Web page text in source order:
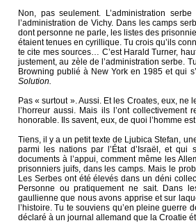
Non, pas seulement. L’administration
l’administration de Vichy. Dans les camps
dont personne ne parle, les listes des
étaient tenues en cyrillique. Tu crois qu’ils
te cite mes sources… C’est Harald Turner,
justement, au zèle de l’administration serbe.
Browning publié à New York en 1985 et qui
Solution.
Pas « surtout ». Aussi. Et les Croates, eux, ne
l’horreur aussi. Mais ils l’ont
honorable. Ils savent, eux, de quoi l’homme
Tiens, il y a un petit texte de Ljubica Stefan,
parmi les nations par l’État d’Israël, et qui
documents à l’appui, comment même les
prisonniers juifs, dans les camps. Mais le
Les Serbes ont été élevés dans un déni
Personne ou pratiquement ne sait. Dans
gaullienne que nous avons apprise et sur
l’histoire. Tu te souviens qu’en pleine
déclaré à un journal allemand que la Croatie